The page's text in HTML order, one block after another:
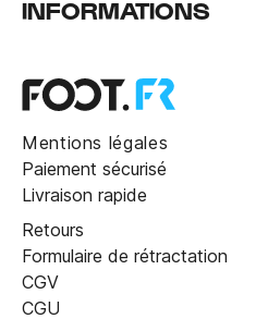
INFORMATIONS
Mentions légales
Paiement sécurisé
Livraison rapide
Retours
Formulaire de rétractation
CGV
CGU